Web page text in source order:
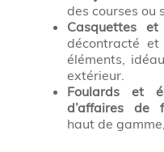
des courses ou
Casquettes
décontracté
éléments,
extérieur.
Foulards et
d’affaires de
haut de